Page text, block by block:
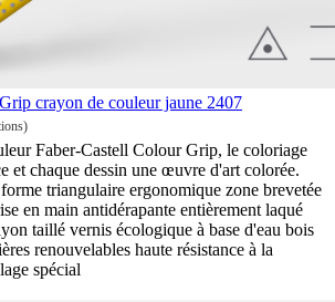
crayon de couleur jaune 2407
Faber-Castell Colour Grip, le coloriage
et chaque dessin une œuvre d'art colorée.
triangulaire ergonomique zone brevetée
en main antidérapante entièrement laqué
taillé vernis écologique à base d'eau bois
renouvelables haute résistance à la
spécial